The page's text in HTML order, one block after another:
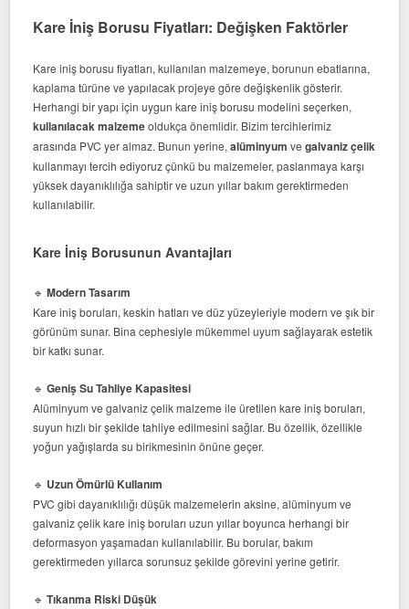
Kare İniş Borusu Fiyatları: Değişken Faktörler
Kare iniş borusu fiyatları, kullanılan malzemeye, borunun ebatlarına,
kaplama türüne ve yapılacak projeye göre değişkenlik gösterir.
Herhangi bir yapı için uygun kare iniş borusu modelini seçerken,
kullanılacak malzemeoldukça önemlidir. Bizim tercihlerimiz
arasında PVC yer almaz. Bunun yerine,alüminyum vegalvaniz çelik
kullanmayı tercih ediyoruz çünkü bu malzemeler, paslanmaya karşı
yüksek dayanıklılığa sahiptir ve uzun yıllar bakım gerektirmeden
kullanılabilir.
Kare İniş Borusunun Avantajları
🔹Modern Tasarım
Kare iniş boruları, keskin hatları ve düz yüzeyleriyle modern ve şık bir
görünüm sunar. Bina cephesiyle mükemmel uyum sağlayarak estetik
bir katkı sunar.
🔹Geniş Su Tahliye Kapasitesi
Alüminyum ve galvaniz çelik malzeme ile üretilen kare iniş boruları,
suyun hızlı bir şekilde tahliye edilmesini sağlar. Bu özellik, özellikle
yoğun yağışlarda su birikmesinin önüne geçer.
🔹 Uzun Ömürlü Kullanım
PVC gibi dayanıklılığı düşük malzemelerin aksine, alüminyum ve
galvaniz çelik kare iniş boruları uzun yıllar boyunca herhangi bir
deformasyon yaşamadan kullanılabilir. Bu borular, bakım
gerektirmeden yıllarca sorunsuz şekilde görevini yerine getirir.
🔹Tıkanma Riski Düşük